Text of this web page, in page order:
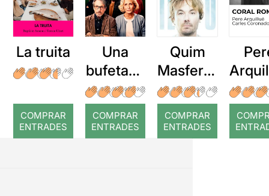
La truita
COMPRAR
ENTRADES
Una
bufetada
a temps
COMPRAR
ENTRADES
Quim
Masferre
r: Temps
COMPRAR
ENTRADES
: